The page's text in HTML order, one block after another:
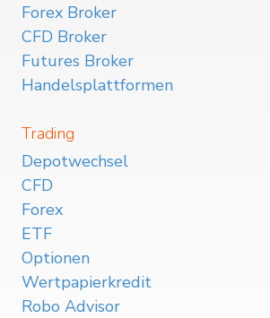
Forex Broker
CFD Broker
Futures Broker
Handelsplattformen
Trading
Depotwechsel
CFD
Forex
ETF
Optionen
Wertpapierkredit
Robo Advisor